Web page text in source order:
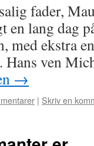
fader,
en lang dag
med ekstra
Hans ven
→
| Skriv en